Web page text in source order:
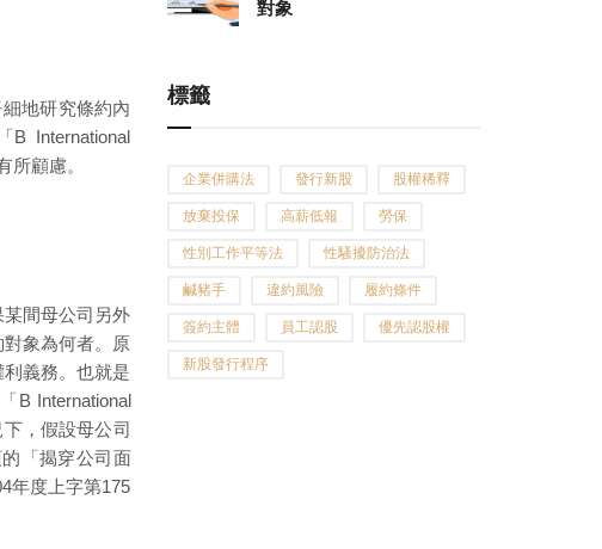
地研究條約內
B International
顧慮。
間母公司另外
象為何者。原
義務。也就是
B International
，假設母公司
「揭穿公司面
年度上字第175
對象
標籤
企業併購法 發行新股 股權稀釋
放棄投保 高薪低報 勞保
性別工作平等法 性騷擾防治法
鹹豬手 違約風險 履約條件
簽約主體 員工認股 優先認股權
新股發行程序